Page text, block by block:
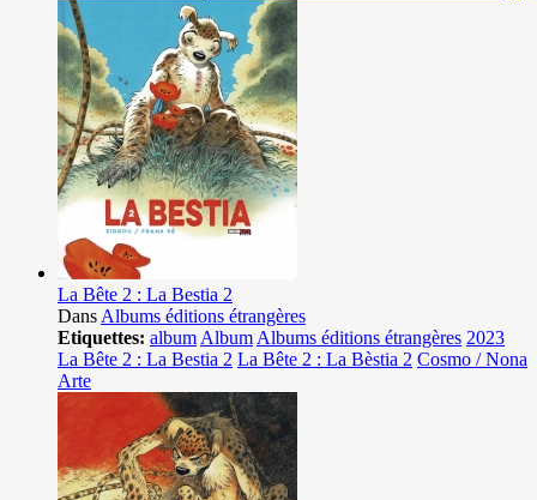
La Bête 2 : La Bestia 2
Dans Albums éditions étrangères
Etiquettes: album Album Albums éditions étrangères 2023
La Bête 2 : La Bestia 2 La Bête 2 : La Bèstia 2 Cosmo / Nona
Arte